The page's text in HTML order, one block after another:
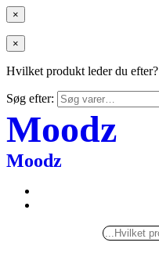
×
×
Hvilket produkt leder du efter?
Søg efter:
Moodz
Moodz